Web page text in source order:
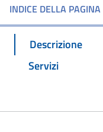
INDICE DELLA PAGINA
Descrizione
Servizi